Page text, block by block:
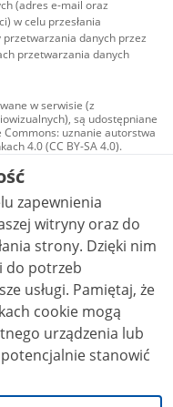
(adres e-mail oraz
w celu przesłania
przetwarzania danych przez
przetwarzania danych
w serwisie (z
są udostępniane
uznanie autorstwa
4.0 (CC BY-SA 4.0).
w tym zdjęcia, materiały
na licencji typu
autorstwa użycie
zależnych 4.0 (CC BY-
to stwierdzone inaczej.
zapewnienia
witryny oraz do
Dzięki nim
do potrzeb
Pamiętaj, że
cookie mogą
urządzenia lub
stanowić